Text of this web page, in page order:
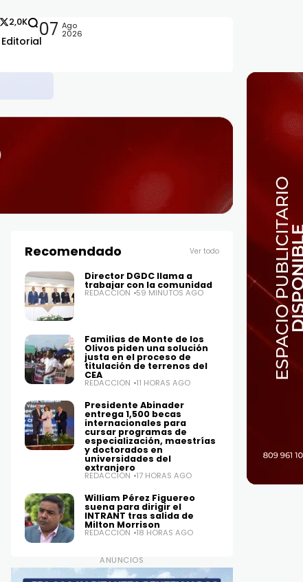
Editorial
2,0K 07 Ago
2026
Recomendado Ver todo
Director DGDC llama a
trabajar con la comunidad
REDACCIÓN 59 MINUTOS AGO
Familias de Monte de los
Olivos piden una solución
justa en el proceso de
titulación de terrenos del
CEA
REDACCIÓN 11 HORAS AGO
Presidente Abinader
entrega 1,500 becas
internacionales para
cursar programas de
especialización, maestrías
y doctorados en
universidades del
extranjero
REDACCIÓN 17 HORAS AGO
William Pérez Figuereo
suena para dirigir el
INTRANT tras salida de
Milton Morrison
REDACCIÓN 18 HORAS AGO
ANUNCIOS